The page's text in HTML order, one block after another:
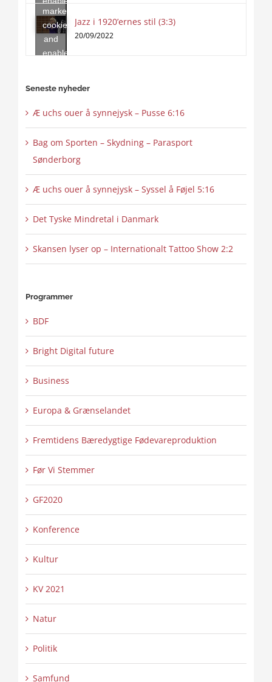
this
content
marketing
cookies
and
enable
Jazz i 1920’ernes stil (3:3)
20/09/2022
Seneste nyheder
Æ uchs ouer å synnejysk – Pusse 6:16
Bag om Sporten – Skydning – Parasport
Sønderborg
Æ uchs ouer å synnejysk – Syssel å Føjel 5:16
Det Tyske Mindretal i Danmark
Skansen lyser op – Internationalt Tattoo Show 2:2
Programmer
BDF
Bright Digital future
Business
Europa & Grænselandet
Fremtidens Bæredygtige Fødevareproduktion
Før Vi Stemmer
GF2020
Konference
Kultur
KV 2021
Natur
Politik
Samfund